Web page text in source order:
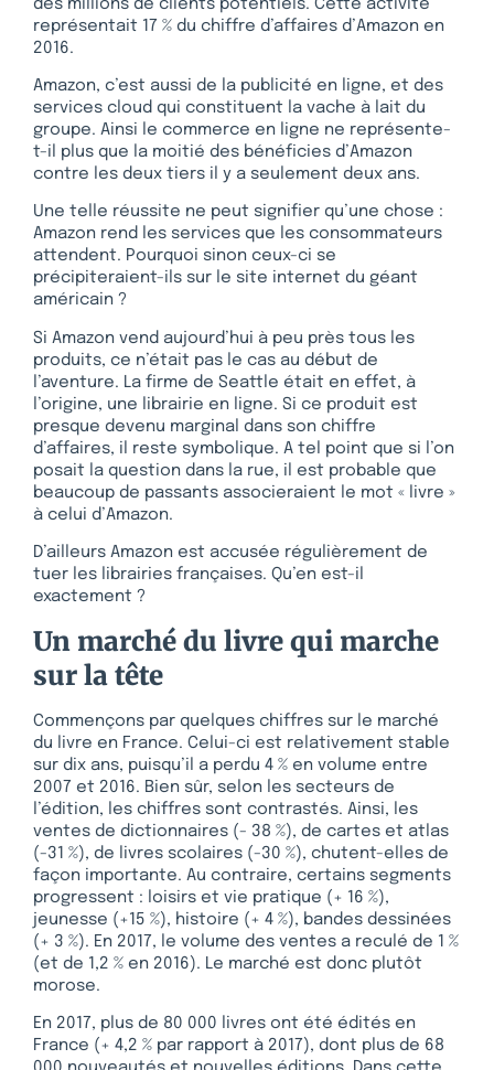
des millions de clients potentiels. Cette activité
représentait 17 % du chiffre d’affaires d’Amazon en
2016.
Amazon, c’est aussi de la publicité en ligne, et des
services cloud qui constituent la vache à lait du
groupe. Ainsi le commerce en ligne ne représente-
t-il plus que la moitié des bénéficies d’Amazon
contre les deux tiers il y a seulement deux ans.
Une telle réussite ne peut signifier qu’une chose :
Amazon rend les services que les consommateurs
attendent. Pourquoi sinon ceux-ci se
précipiteraient-ils sur le site internet du géant
américain ?
Si Amazon vend aujourd’hui à peu près tous les
produits, ce n’était pas le cas au début de
l’aventure. La firme de Seattle était en effet, à
l’origine, une librairie en ligne. Si ce produit est
presque devenu marginal dans son chiffre
d’affaires, il reste symbolique. A tel point que si l’on
posait la question dans la rue, il est probable que
beaucoup de passants associeraient le mot « livre »
à celui d’Amazon.
D’ailleurs Amazon est accusée régulièrement de
tuer les librairies françaises. Qu’en est-il
exactement ?
Un marché du livre qui marche
sur la tête
Commençons par quelques chiffres sur le marché
du livre en France. Celui-ci est relativement stable
sur dix ans, puisqu’il a perdu 4 % en volume entre
2007 et 2016. Bien sûr, selon les secteurs de
l’édition, les chiffres sont contrastés. Ainsi, les
ventes de dictionnaires (- 38 %), de cartes et atlas
(-31 %), de livres scolaires (-30 %), chutent-elles de
façon importante. Au contraire, certains segments
progressent : loisirs et vie pratique (+ 16 %),
jeunesse (+15 %), histoire (+ 4 %), bandes dessinées
(+ 3 %). En 2017, le volume des ventes a reculé de 1 %
(et de 1,2 % en 2016). Le marché est donc plutôt
morose.
En 2017, plus de 80 000 livres ont été édités en
France (+ 4,2 % par rapport à 2017), dont plus de 68